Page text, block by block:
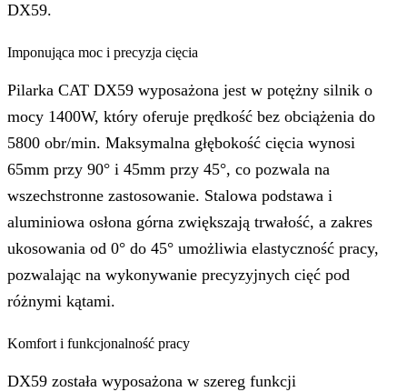
DX59.
Imponująca moc i precyzja cięcia
Pilarka CAT DX59 wyposażona jest w potężny silnik o
mocy 1400W, który oferuje prędkość bez obciążenia do
5800 obr/min. Maksymalna głębokość cięcia wynosi
65mm przy 90° i 45mm przy 45°, co pozwala na
wszechstronne zastosowanie. Stalowa podstawa i
aluminiowa osłona górna zwiększają trwałość, a zakres
ukosowania od 0° do 45° umożliwia elastyczność pracy,
pozwalając na wykonywanie precyzyjnych cięć pod
różnymi kątami.
Komfort i funkcjonalność pracy
DX59 została wyposażona w szereg funkcji